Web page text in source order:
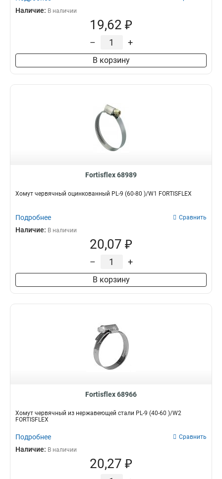
Наличие: В наличии
19,62 ₽
– +
В корзину
Fortisflex 68989
Хомут червячный оцинкованный PL-9 (60-80 )/W1 FORTISFLEX
Подробнее Сравнить
Наличие: В наличии
20,07 ₽
– +
В корзину
Fortisflex 68966
Хомут червячный из нержавеющей стали PL-9 (40-60 )/W2
FORTISFLEX
Подробнее Сравнить
Наличие: В наличии
20,27 ₽